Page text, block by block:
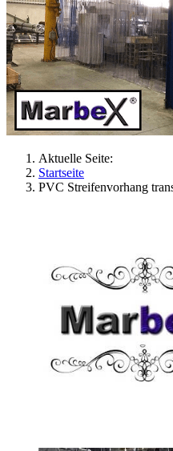
Aktuelle Seite:
Startseite
PVC Streifenvorhang